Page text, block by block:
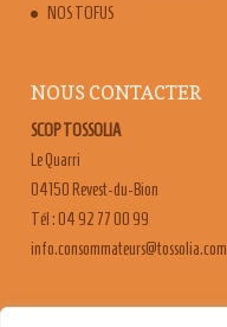
NOS TOFUS
NOUS CONTACTER
SCOP TOSSOLIA
Le Quarri
04150 Revest-du-Bion
Tél : 04 92 77 00 99
moc.ailossot@sruetammosnoc.ofni